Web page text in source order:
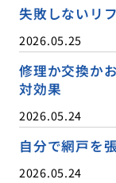
失敗しないリ
2026.05.25
修理か交換か
対効果
2026.05.24
自分で網戸を
2026.05.24